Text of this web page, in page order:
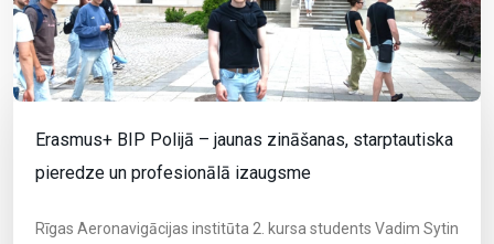
Erasmus+ BIP Polijā – jaunas zināšanas, starptautiska
pieredze un profesionālā izaugsme
Rīgas Aeronavigācijas institūta 2. kursa students Vadim Sytin